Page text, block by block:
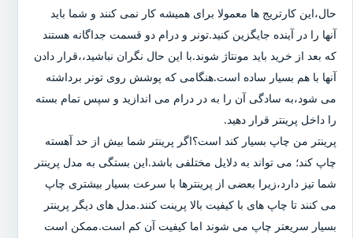
حال،این کارتریج ها معمولا برای همیشه کار نمی کنند و شما باید
آنها را در آینده جایگزین کنید.تونر و درام دو قسمت جداگانه هستند
که بعد از خرید باید مونتاژ شوند.با این حال نگران نباشید،،قرار دادن
آنها با هم بسیار ساده است.هنگامی که پوشش روی تونر برداشته
می شود،به سادگی آن را به در درام می اندازید و سپس تمام بسته
را داخل پرینتر قرار دهید.
پرینتر من چاپ بسیار کند است؟اگر پرینتر شما بیش از حد آهسته
چاپ کند؛ می تواند به دلایل مختلفی باشد.این بستگی به مدل پرینتر
شما تیز دارد،زیرا بعضی از پرینترها با سرعت بسیار بیشتری چاپ
می کنند تا چاپ های با کیفیت بالا پرینت کنند.مدل های دیگر پرینتر
بسیار سریعتر چاپ می شوند اما کیفیت آن کم است.ممکن است